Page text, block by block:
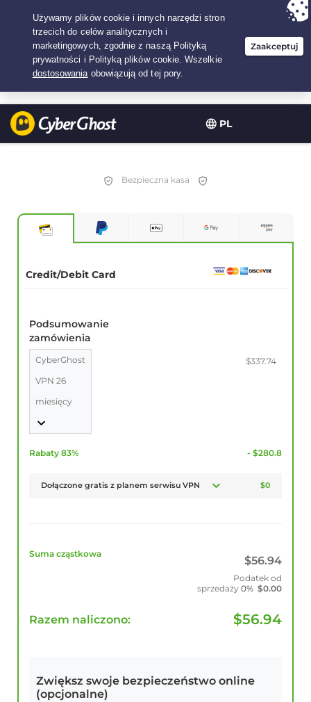
PL
Twój wybór:Najlepsza umowana2.1666666666667-lat w$
/miesiąc
Bezpieczna kasa
Credit/Debit Card
Podsumowanie
zamówienia
CyberGhost
VPN 26
miesięcy
$337.74
Rabaty 83% - $280.8
Dołączone gratis z planem serwisu VPN $0
Suma cząstkowa
$56.94
Podatek od
sprzedaży 0% $0.00
Razem naliczono: $56.94
Zwiększ swoje bezpieczeństwo online
(opcjonalne)